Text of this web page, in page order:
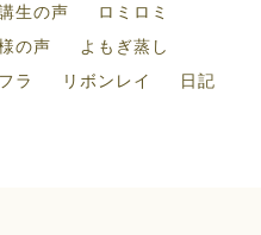
生の声
ロミロミ
の声
よもぎ蒸し
フラ リボンレイ 日記